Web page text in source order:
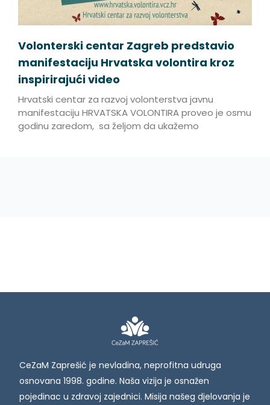
Volonterski centar Zagreb predstavio
manifestaciju Hrvatska volontira kroz
inspirirajući video
Hrvatski centar za razvoj volonterstva javnu
manifestaciju HRVATSKA VOLONTIRA proveo je osmu
godinu zaredom, sa željom da ukažemo
CeZaM Zaprešić je nevladina, neprofitna udruga
osnovana 1998. godine. Naša vizija je osnažen
pojedinac u zdravoj zajednici. Misija našeg djelovanja je